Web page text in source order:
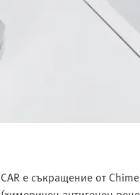
CAR е съкращение от